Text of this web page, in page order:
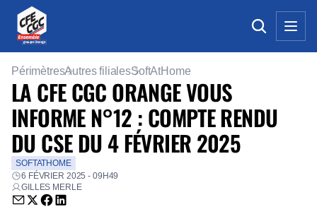
PérimètresAutres filialesSoftAtHome
LA CFE CGC ORANGE VOUS
INFORME N°12 : COMPTE RENDU
DU CSE DU 4 FÉVRIER 2025
SOFTATHOME
6 FÉVRIER 2025 - 09H49
GILLES MERLE
Envoyer par email (nouvelle fenêtre)
Partager sur Twitter (nouvelle fenêtre)
Partager sur Facebook (nouvelle fenêtre)
Partager sur LinkedIn (nouvelle fenêtre)